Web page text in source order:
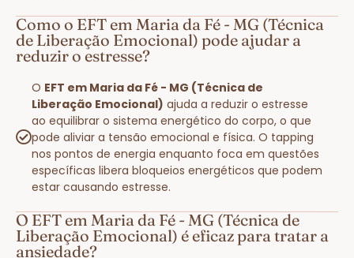
Como o EFT em Maria da Fé - MG (Técnica
de Liberação Emocional) pode ajudar a
reduzir o estresse?
O EFT em Maria da Fé - MG (Técnica de
Liberação Emocional) ajuda a reduzir o estresse
ao equilibrar o sistema energético do corpo, o que
pode aliviar a tensão emocional e física. O tapping
nos pontos de energia enquanto foca em questões
específicas libera bloqueios energéticos que podem
estar causando estresse.
O EFT em Maria da Fé - MG (Técnica de
Liberação Emocional) é eficaz para tratar a
ansiedade?